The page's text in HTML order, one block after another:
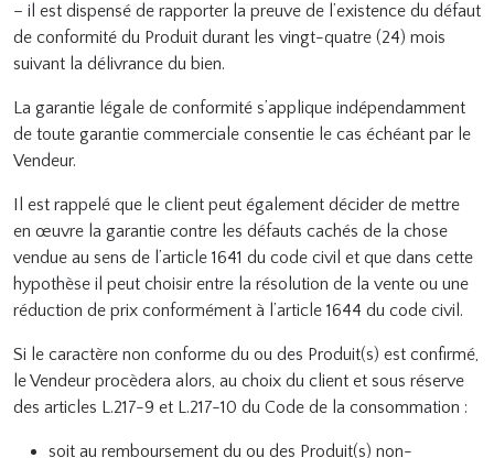
– il est dispensé de rapporter la preuve de l’existence du défaut
de conformité du Produit durant les vingt-quatre (24) mois
suivant la délivrance du bien.
La garantie légale de conformité s’applique indépendamment
de toute garantie commerciale consentie le cas échéant par le
Vendeur.
Il est rappelé que le client peut également décider de mettre
en œuvre la garantie contre les défauts cachés de la chose
vendue au sens de l’article 1641 du code civil et que dans cette
hypothèse il peut choisir entre la résolution de la vente ou une
réduction de prix conformément à l’article 1644 du code civil.
Si le caractère non conforme du ou des Produit(s) est confirmé,
le Vendeur procèdera alors, au choix du client et sous réserve
des articles L.217-9 et L.217-10 du Code de la consommation :
soit au remboursement du ou des Produit(s) non-